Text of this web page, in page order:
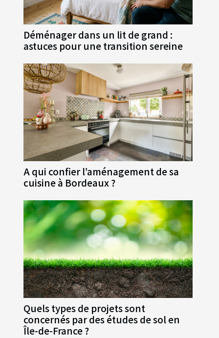
Déménager dans un lit de grand :
astuces pour une transition sereine
A qui confier l’aménagement de sa
cuisine à Bordeaux ?
Quels types de projets sont
concernés par des études de sol en
Île-de-France ?